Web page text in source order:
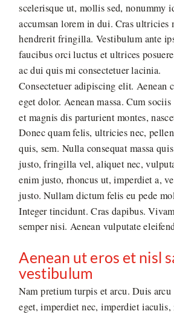
scelerisque ut, mollis sed, nonummy
accumsan lorem in dui. Cras ultricies
hendrerit fringilla. Vestibulum ante
faucibus orci luctus et ultrices
ac dui quis mi consectetuer lacinia.
Consectetuer adipiscing elit. Aenean
eget dolor. Aenean massa. Cum
et magnis dis parturient montes,
Donec quam felis, ultricies nec,
quis, sem. Nulla consequat massa
justo, fringilla vel, aliquet nec,
enim justo, rhoncus ut, imperdiet a,
justo. Nullam dictum felis eu pede
Integer tincidunt. Cras dapibus.
semper nisi. Aenean vulputate
Aenean ut eros et nisl
vestibulum
Nam pretium turpis et arcu. Duis
eget, imperdiet nec, imperdiet iaculis,